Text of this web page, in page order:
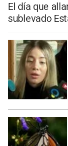
El día que
sublevado